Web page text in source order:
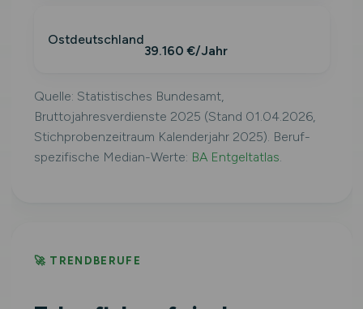
Ostdeutschland
39.160 €/Jahr
Quelle: Statistisches Bundesamt,
Bruttojahresverdienste 2025 (Stand 01.04.2026,
Stichprobenzeitraum Kalenderjahr 2025). Beruf-
spezifische Median-Werte: BA Entgeltatlas.
🚀 TRENDBERUFE